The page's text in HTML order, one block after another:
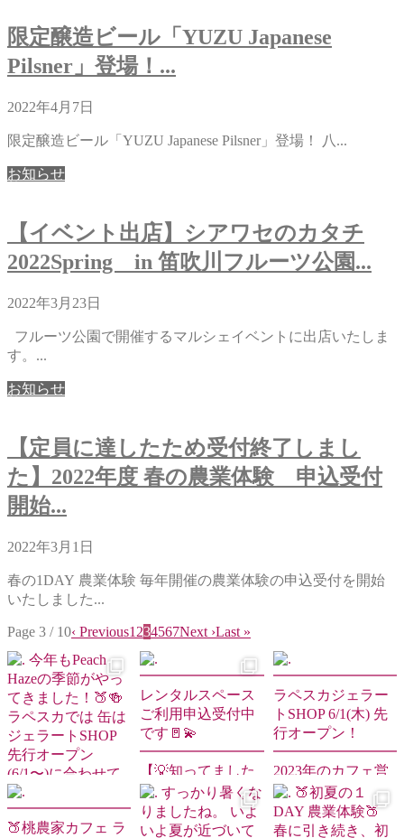
限定醸造ビール「YUZU Japanese
Pilsner」登場！...
2022年4月7日
限定醸造ビール「YUZU Japanese Pilsner」登場！ 八...
お知らせ
【イベント出店】シアワセのカタチ
2022Spring in 笛吹川フルーツ公園...
2022年3月23日
フルーツ公園で開催するマルシェイベントに出店いたしま
す。...
お知らせ
【定員に達したため受付終了しまし
た】2022年度 春の農業体験 申込受付
開始...
2022年3月1日
春の1DAY 農業体験 毎年開催の農業体験の申込受付を開始
いたしました...
Page 3 / 10‹ Previous1 234567Next ›Last »